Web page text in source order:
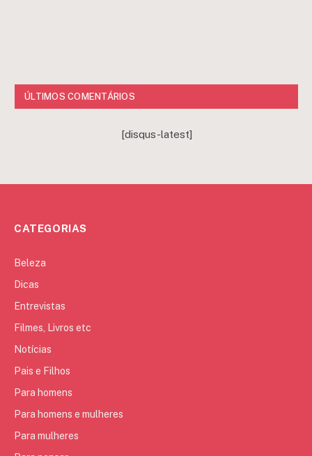
ÚLTIMOS COMENTÁRIOS
[disqus-latest]
CATEGORIAS
Beleza
Dicas
Entrevistas
Filmes, Livros etc
Notícias
Pais e Filhos
Para homens
Para homens e mulheres
Para mulheres